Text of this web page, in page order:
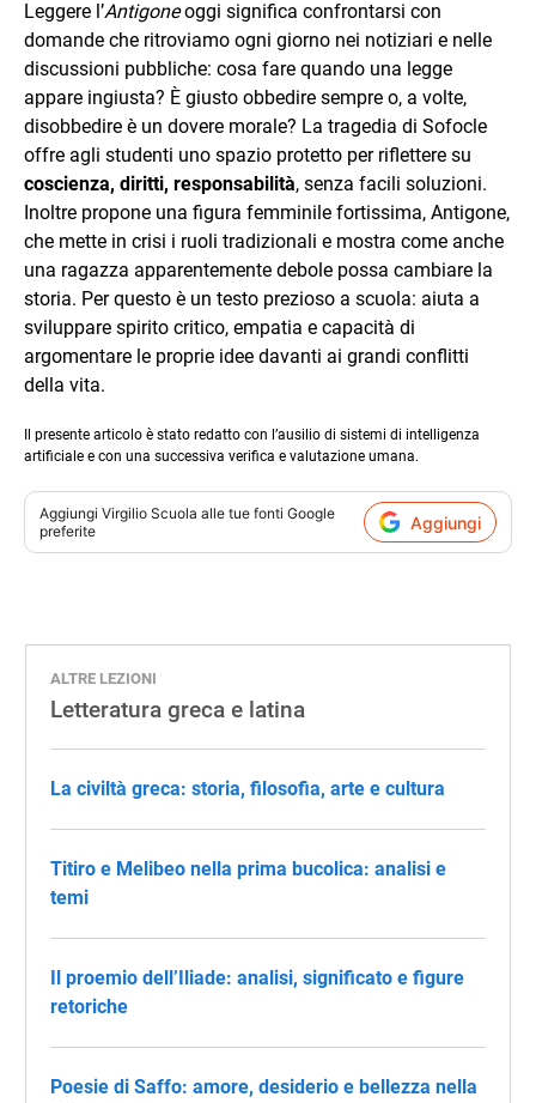
Leggere l’Antigoneoggi significa confrontarsi con
domande che ritroviamo ogni giorno nei notiziari e nelle
discussioni pubbliche: cosa fare quando una legge
appare ingiusta? È giusto obbedire sempre o, a volte,
disobbedire è un dovere morale? La tragedia di Sofocle
offre agli studenti uno spazio protetto per riflettere su
coscienza, diritti, responsabilità, senza facili soluzioni.
Inoltre propone una figura femminile fortissima, Antigone,
che mette in crisi i ruoli tradizionali e mostra come anche
una ragazza apparentemente debole possa cambiare la
storia. Per questo è un testo prezioso a scuola: aiuta a
sviluppare spirito critico, empatia e capacità di
argomentare le proprie idee davanti ai grandi conflitti
della vita.
Il presente articolo è stato redatto con l’ausilio di sistemi di intelligenza
artificiale e con una successiva verifica e valutazione umana.
Aggiungi Virgilio Scuola alle tue fonti Google
preferite
Aggiungi
ALTRE LEZIONI
Letteratura greca e latina
La civiltà greca: storia, filosofia, arte e cultura
Titiro e Melibeo nella prima bucolica: analisi e
temi
Il proemio dell’Iliade: analisi, significato e figure
retoriche
Poesie di Saffo: amore, desiderio e bellezza nella